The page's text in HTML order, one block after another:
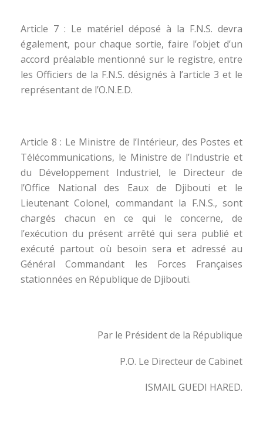
Article 7 : Le matériel déposé à la F.N.S. devra
également, pour chaque sortie, faire l’objet d’un
accord préalable mentionné sur le registre, entre
les Officiers de la F.N.S. désignés à l’article 3 et le
représentant de l’O.N.E.D.
Article 8 : Le Ministre de l’Intérieur, des Postes et
Télécommunications, le Ministre de l’Industrie et
du Développement Industriel, le Directeur de
l’Office National des Eaux de Djibouti et le
Lieutenant Colonel, commandant la F.N.S., sont
chargés chacun en ce qui le concerne, de
l’exécution du présent arrêté qui sera publié et
exécuté partout où besoin sera et adressé au
Général Commandant les Forces Françaises
stationnées en République de Djibouti.
Par le Président de la République
P.O. Le Directeur de Cabinet
ISMAIL GUEDI HARED.